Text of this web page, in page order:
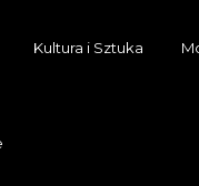
Kultura i Sztuka